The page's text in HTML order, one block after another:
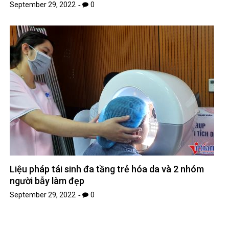
September 29, 2022 0
Liệu pháp tái sinh đa tầng trẻ hóa da và 2 nhóm
người bẫy làm đẹp
September 29, 2022 0